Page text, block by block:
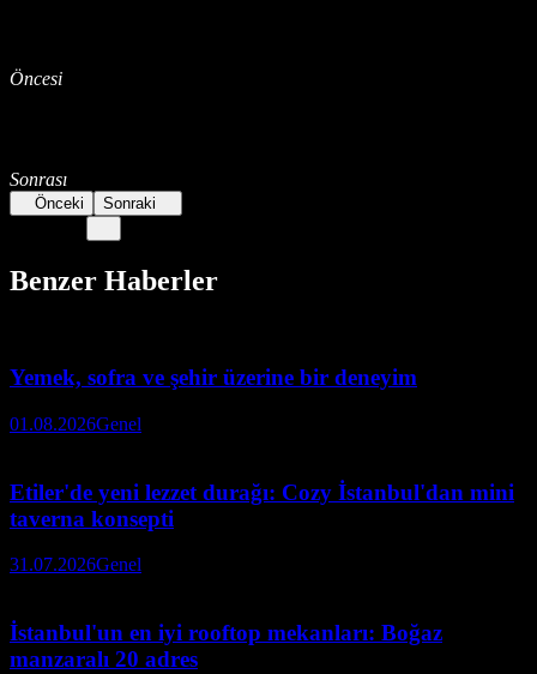
Öncesi
Sonrası
Önceki Sonraki
Benzer Haberler
Yemek, sofra ve şehir üzerine bir deneyim
01.08.2026Genel
Etiler'de yeni lezzet durağı: Cozy İstanbul'dan mini
taverna konsepti
31.07.2026Genel
İstanbul'un en iyi rooftop mekanları: Boğaz
manzaralı 20 adres